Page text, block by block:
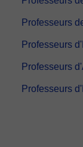
Professeurs
Professeurs
Professeurs
Professeurs